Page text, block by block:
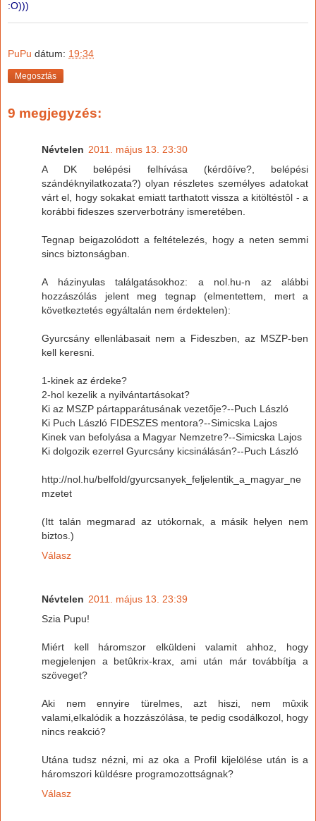
:O)))
PuPu dátum: 19:34
Megosztás
9 megjegyzés:
Névtelen 2011. május 13. 23:30
A DK belépési felhívása (kérdôíve?, belépési
szándéknyilatkozata?) olyan részletes személyes adatokat
várt el, hogy sokakat emiatt tarthatott vissza a kitöltéstôl - a
korábbi fideszes szerverbotrány ismeretében.
Tegnap beigazolódott a feltételezés, hogy a neten semmi
sincs biztonságban.
A házinyulas találgatásokhoz: a nol.hu-n az alábbi
hozzászólás jelent meg tegnap (elmentettem, mert a
következtetés egyáltalán nem érdektelen):
Gyurcsány ellenlábasait nem a Fideszben, az MSZP-ben
kell keresni.
1-kinek az érdeke?
2-hol kezelik a nyilvántartásokat?
Ki az MSZP pártapparátusának vezetője?--Puch László
Ki Puch László FIDESZES mentora?--Simicska Lajos
Kinek van befolyása a Magyar Nemzetre?--Simicska Lajos
Ki dolgozik ezerrel Gyurcsány kicsinálásán?--Puch László
http://nol.hu/belfold/gyurcsanyek_feljelentik_a_magyar_ne
mzetet
(Itt talán megmarad az utókornak, a másik helyen nem
biztos.)
Válasz
Névtelen 2011. május 13. 23:39
Szia Pupu!
Miért kell háromszor elküldeni valamit ahhoz, hogy
megjelenjen a betûkrix-krax, ami után már továbbítja a
szöveget?
Aki nem ennyire türelmes, azt hiszi, nem mûxik
valami,elkalódik a hozzászólása, te pedig csodálkozol, hogy
nincs reakció?
Utána tudsz nézni, mi az oka a Profil kijelölése után is a
háromszori küldésre programozottságnak?
Válasz